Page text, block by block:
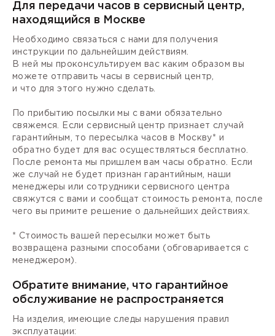
Для передачи часов в сервисный центр,
находящийся в Москве
Необходимо связаться с нами для получения
инструкции по дальнейшим действиям.
В ней мы проконсультируем вас каким образом вы
можете отправить часы в сервисный центр,
и что для этого нужно сделать.
По прибытию посылки мы с вами обязательно
свяжемся. Если сервисный центр признает случай
гарантийным, то пересылка часов в Москву* и
обратно будет для вас осуществляться бесплатно.
После ремонта мы пришлем вам часы обратно. Если
же случай не будет признан гарантийным, наши
менеджеры или сотрудники сервисного центра
свяжутся с вами и сообщат стоимость ремонта, после
чего вы примите решение о дальнейших действиях.
* Стоимость вашей пересылки может быть
возвращена разными способами (обговаривается с
менеджером).
Обратите внимание, что гарантийное
обслуживание не распространяется
На изделия, имеющие следы нарушения правил
эксплуатации: